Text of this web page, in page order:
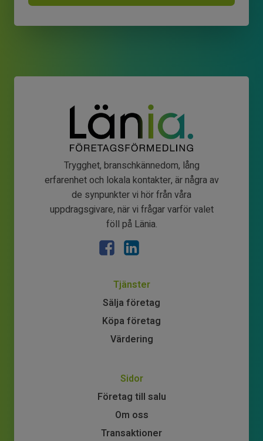
Trygghet, branschkännedom, lång
erfarenhet och lokala kontakter, är några av
de synpunkter vi hör från våra
uppdragsgivare, när vi frågar varför valet
föll på Länia.
Tjänster
Sälja företag
Köpa företag
Värdering
Sidor
Företag till salu
Om oss
Transaktioner